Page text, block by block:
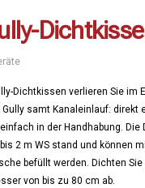
Dichtkissen verlieren Sie im
samt Kanaleinlauf: direkt
in der Handhabung. Die
2 m WS stand und können
befüllt werden. Dichten Sie
von bis zu 80 cm ab.